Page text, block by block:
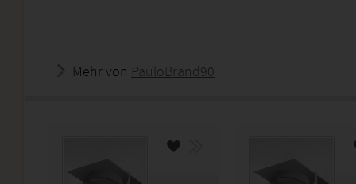
Mehr von PauloBrand90